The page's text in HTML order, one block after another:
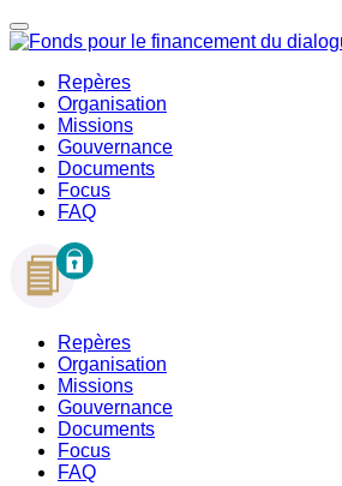
Repères
Organisation
Missions
Gouvernance
Documents
Focus
FAQ
Repères
Organisation
Missions
Gouvernance
Documents
Focus
FAQ